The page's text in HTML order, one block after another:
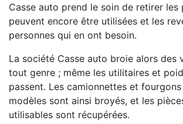
Casse auto prend le soin de retirer les
peuvent encore être utilisées et les
personnes qui en ont besoin.
La société Casse auto broie alors des
tout genre ; même les utilitaires et
passent. Les camionnettes et
modèles sont ainsi broyés, et les
utilisables sont récupérées.